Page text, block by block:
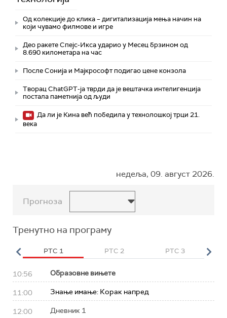
Од колекције до клика – дигитализација мења начин на
који чувамо филмове и игре
Део ракете Спејс-Икса ударио у Месец брзином од
8.690 километара на час
После Сонија и Мајкрософт подигао цене конзола
Творац ChatGPT-ја тврди да је вештачка интелигенција
постала паметнија од људи
Да ли је Кина већ победила у технолошкој трци 21.
века
недеља, 09. август 2026.
Прогноза
Тренутно на програму
РТС 1 РТС 2 РТС 3
10:56 Образовне вињете
11:00 Знање имање: Корак напред
12:00 Дневник 1